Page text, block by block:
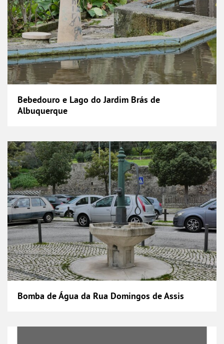
Bebedouro e Lago do Jardim Brás de
Albuquerque
Bomba de Água da Rua Domingos de Assis
Bomba de Água da Rua Domingos de Assis